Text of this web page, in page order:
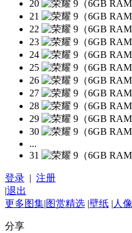
20
21
22
23
24
25
26
27
28
29
30
...
31
登录 | 注册
|退出
更多图集|图赏精选 |壁纸 | 人像
分享